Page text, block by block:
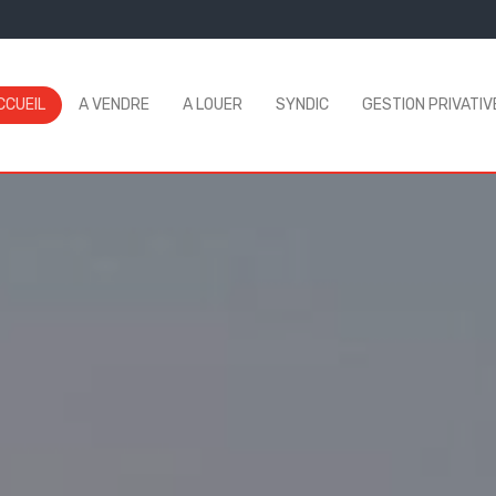
A VENDRE A LOUER SYNDIC GESTION